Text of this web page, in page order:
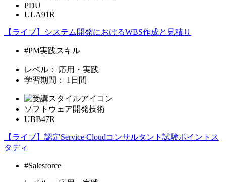
PDU
ULA91R
【ライブ】システム開発におけるWBS作成と見積り
#PM実践スキル
レベル：
応用・実践
学習期間：
1日間
ソフトウェア開発技術
UBB47R
【ライブ】認定Service Cloudコンサルタント試験ポイントス
タディ
#Salesforce